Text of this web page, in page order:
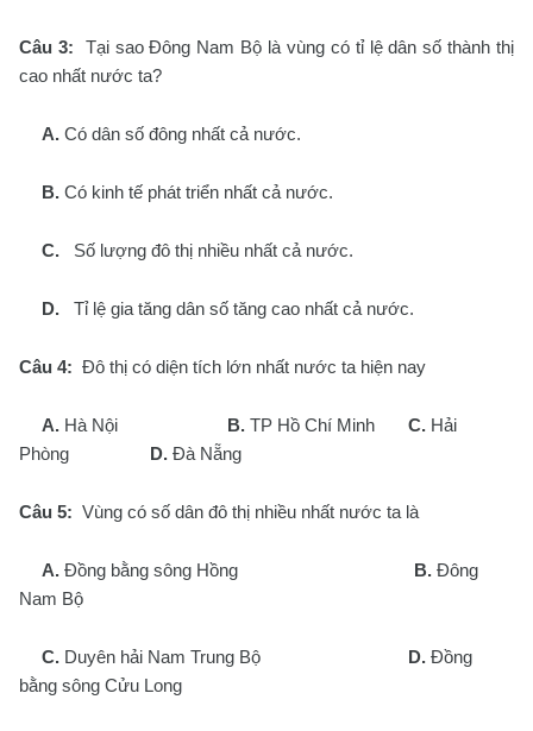
Câu 3: Tại sao Đông Nam Bộ là vùng có tỉ lệ dân số thành thị
cao nhất nước ta?
A. Có dân số đông nhất cả nước.
B. Có kinh tế phát triển nhất cả nước.
C. Số lượng đô thị nhiều nhất cả nước.
D. Tỉ lệ gia tăng dân số tăng cao nhất cả nước.
Câu 4: Đô thị có diện tích lớn nhất nước ta hiện nay
A. Hà Nội B. TP Hồ Chí Minh C. Hải
Phòng
D. Đà Nẵng
Câu 5: Vùng có số dân đô thị nhiều nhất nước ta là
A. Đồng bằng sông Hồng B. Đông
Nam Bộ
C. Duyên hải Nam Trung Bộ D. Đồng
bằng sông Cửu Long